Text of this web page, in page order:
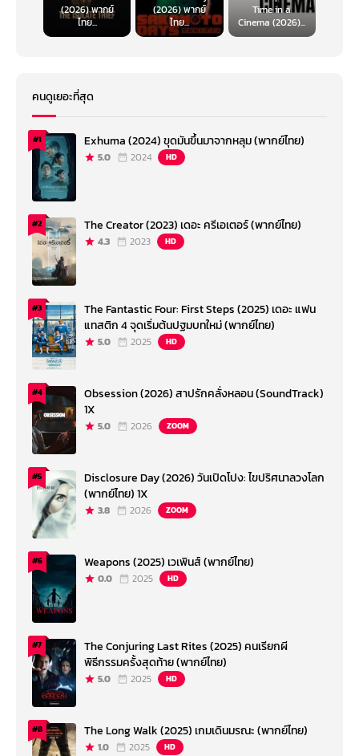
(2026) พากย์
ไทย...
(2026) พากย์
ไทย...
Time in a
Cinema (2026)...
คนดูเยอะที่สุด
#1 Exhuma (2024) ขุดมันขึ้นมาจากหลุม (พากย์ไทย)
5.0 2024 HD
#2 The Creator (2023) เดอะ ครีเอเตอร์ (พากย์ไทย)
4.3 2023 HD
#3
The Fantastic Four: First Steps (2025) เดอะ แฟน
แทสติก 4 จุดเริ่มต้นปฐมบทใหม่ (พากย์ไทย)
5.0 2025 HD
#4
Obsession (2026) สาปรักคลั่งหลอน (SoundTrack)
1X
5.0 2026 ZOOM
#5
Disclosure Day (2026) วันเปิดโปง: ไขปริศนาลวงโลก
(พากย์ไทย) 1X
3.8 2026 ZOOM
#6 Weapons (2025) เวเพินส์ (พากย์ไทย)
0.0 2025 HD
#7
The Conjuring Last Rites (2025) คนเรียกผี
พิธีกรรมครั้งสุดท้าย (พากย์ไทย)
5.0 2025 HD
#8 The Long Walk (2025) เกมเดินมรณะ (พากย์ไทย)
1.0 2025 HD